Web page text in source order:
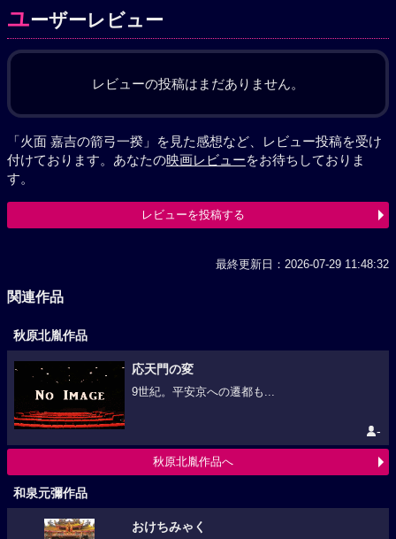
ユーザーレビュー
レビューの投稿はまだありません。
「火面 嘉吉の箭弓一揆」を見た感想など、レビュー投稿を受け
付けております。あなたの映画レビューをお待ちしておりま
す。
レビューを投稿する
最終更新日：2026-07-29 11:48:32
関連作品
秋原北胤作品
応天門の変
9世紀。平安京への遷都も...
-
秋原北胤作品へ
和泉元彌作品
おけちみゃく